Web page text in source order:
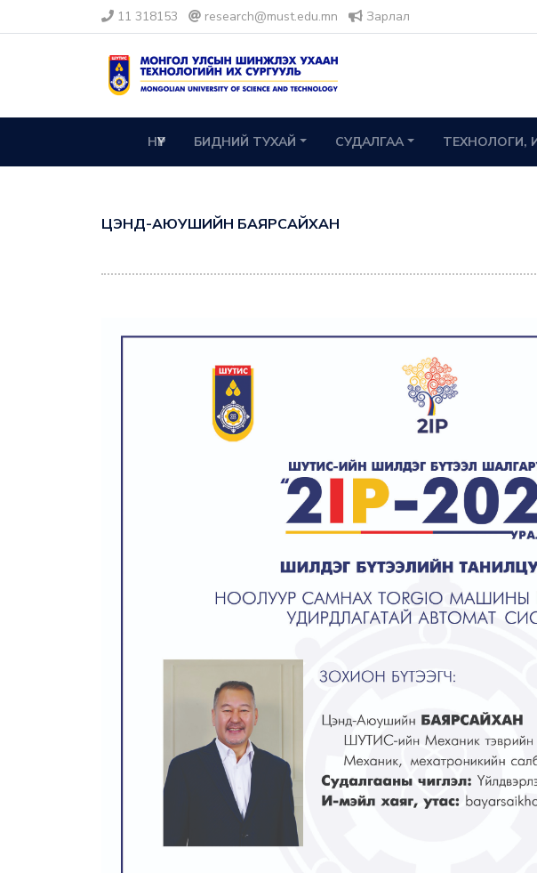
11 318153 research@must.edu.mn Зарлал
НҮҮР БИДНИЙ ТУХАЙ СУДАЛГАА ТЕХНОЛОГИ,
ЦЭНД-АЮУШИЙН БАЯРСАЙХАН